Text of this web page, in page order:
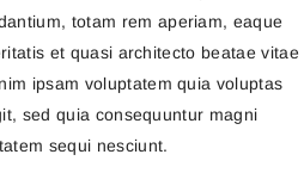
totam rem aperiam, eaque
et quasi architecto beatae vitae
ipsam voluptatem quia voluptas
sed quia consequuntur magni
sequi nesciunt.